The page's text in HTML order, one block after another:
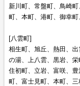
新川町、常盤町、鳥崎
町、本町、港町、御幸
[八雲町]
相生町、旭丘、熱田、
の湯、上八雲、黒岩、栄
住初町、立岩、富咲、
町、富士見町、本町、